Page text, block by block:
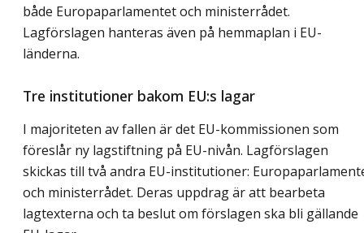
både Europaparlamentet och ministerrådet.
Lagförslagen hanteras även på hemmaplan i EU-
länderna.
Tre institutioner bakom EU:s lagar
I majoriteten av fallen är det EU-kommissionen som
föreslår ny lagstiftning på EU-nivån. Lagförslagen
skickas till två andra EU-institutioner:
och ministerrådet. Deras uppdrag är att bearbeta
lagtexterna och ta beslut om förslagen ska bli gällande